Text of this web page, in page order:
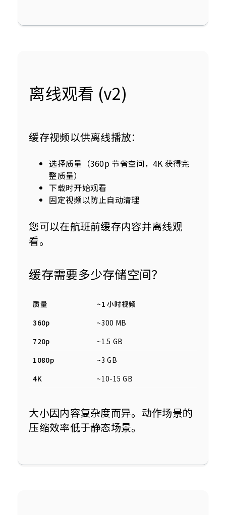
离线观看 (v2)
缓存视频以供离线播放：
选择质量（360p 节省空间，4K 获得完
整质量）
下载时开始观看
固定视频以防止自动清理
您可以在航班前缓存内容并离线观
看。
缓存需要多少存储空间？
质量
~1 小时视频
360p
~300 MB
720p
~1.5 GB
1080p
~3 GB
4K
~10-15 GB
大小因内容复杂度而异。动作场景的
压缩效率低于静态场景。